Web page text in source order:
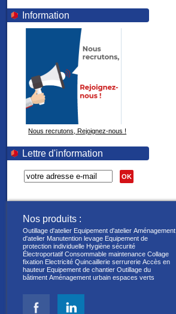
Information
Nous recrutons, Rejoignez-nous !
Lettre d'information
OK
Nos produits :
Outillage d'atelier Equipement d'atelier Aménagement
d'atelier Manutention levage Equipement de
protection individuelle Hygiène sécurité
Électroportatif Consommable maintenance Collage
fixation Electricité Quincaillerie serrurerie Accès en
hauteur Equipement de chantier Outillage du
bâtiment Aménagement urbain espaces verts